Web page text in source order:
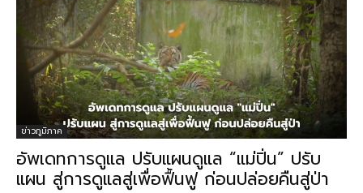
ข่าวภูมิภาค
อัพเดทการดูแล ปรับแผนดูแล “แม่ปิ่น” ปรับ
แผน สู่การดูแลสู่เพื่อฟื้นฟู ก่อนปล่อยคืนสู่ป่า